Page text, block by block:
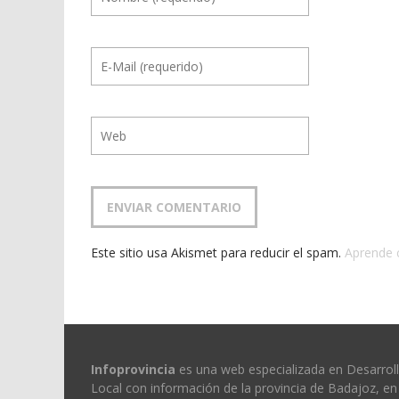
Este sitio usa Akismet para reducir el spam. Aprende
Infoprovincia es una web especializada en
Local con información de la provincia de Badajoz, en